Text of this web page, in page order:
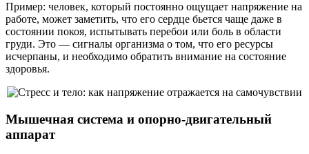
Пример: человек, который постоянно ощущает напряжение на
работе, может заметить, что его сердце бьется чаще даже в
состоянии покоя, испытывать перебои или боль в области
груди. Это — сигналы организма о том, что его ресурсы
исчерпаны, и необходимо обратить внимание на состояние
здоровья.
Мышечная система и опорно-двигательный
аппарат